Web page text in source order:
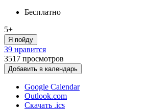
Бесплатно
5+
Я пойду
39 нравится
3517 просмотров
Добавить в календарь
Google Calendar
Outlook.com
Скачать .ics